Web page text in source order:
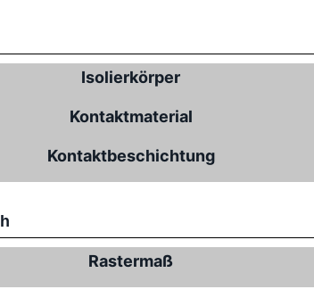
Isolierkörper
Kontaktmaterial
Kontaktbeschichtung
Rastermaß